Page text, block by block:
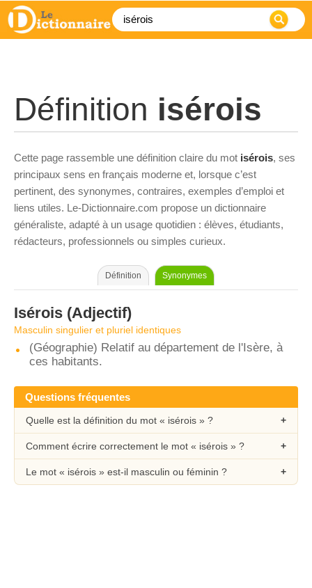
Définition isérois
Cette page rassemble une définition claire du mot isérois, ses
principaux sens en français moderne et, lorsque c’est
pertinent, des synonymes, contraires, exemples d’emploi et
liens utiles. Le-Dictionnaire.com propose un dictionnaire
généraliste, adapté à un usage quotidien : élèves, étudiants,
rédacteurs, professionnels ou simples curieux.
Définition Synonymes
Isérois (Adjectif)
Masculin singulier et pluriel identiques
(Géographie) Relatif au département de l'Isère, à
ces habitants.
Questions fréquentes
Quelle est la définition du mot « isérois » ?
Comment écrire correctement le mot « isérois » ?
Le mot « isérois » est-il masculin ou féminin ?